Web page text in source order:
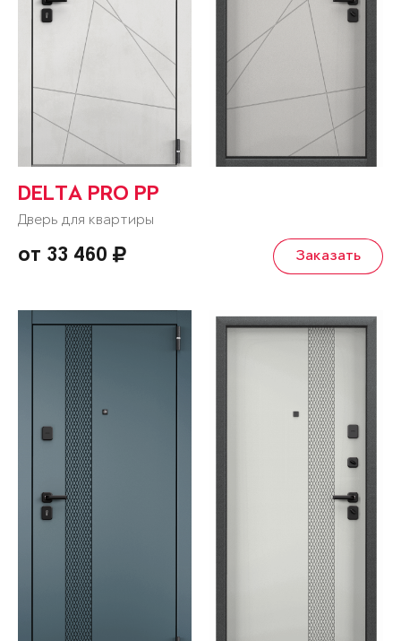
DELTA PRO PP
Дверь для квартиры
от 33 460 Заказать